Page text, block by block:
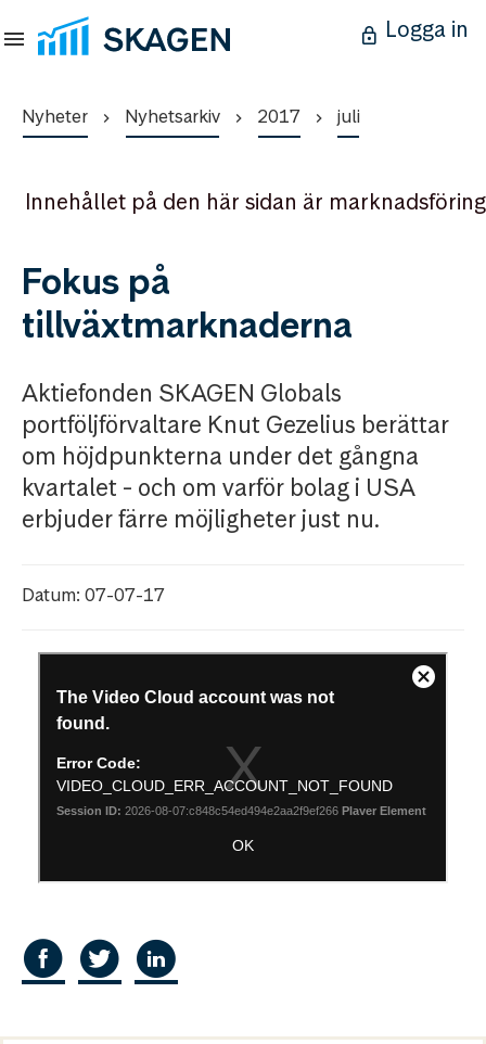
Logga in
Nyheter Nyhetsarkiv 2017 juli
Innehållet på den här sidan är marknadsföring
Fokus på
tillväxtmarknaderna
Aktiefonden SKAGEN Globals
portföljförvaltare Knut Gezelius berättar
om höjdpunkterna under det gångna
kvartalet - och om varför bolag i USA
erbjuder färre möjligheter just nu.
Datum: 07-07-17